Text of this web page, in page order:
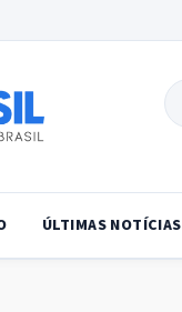
ÚLTIMAS NOTÍCIAS